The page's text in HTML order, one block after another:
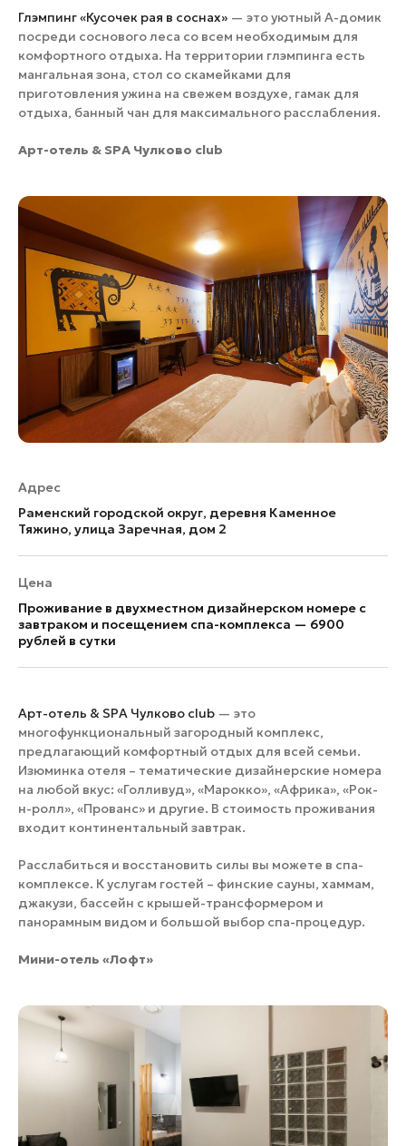
Глэмпинг «Кусочек рая в соснах» — это уютный А-домик
посреди соснового леса со всем необходимым для
комфортного отдыха. На территории глэмпинга есть
мангальная зона, стол со скамейками для
приготовления ужина на свежем воздухе, гамак для
отдыха, банный чан для максимального расслабления.
Арт-отель & SPA Чулково club
Адрес
Раменский городской округ, деревня Каменное
Тяжино, улица Заречная, дом 2
Цена
Проживание в двухместном дизайнерском номере с
завтраком и посещением спа-комплекса — 6900
рублей в сутки
Арт-отель & SPA Чулково club — это
многофункциональный загородный комплекс,
предлагающий комфортный отдых для всей семьи.
Изюминка отеля – тематические дизайнерские номера
на любой вкус: «Голливуд», «Марокко», «Африка», «Рок-
н-ролл», «Прованс» и другие. В стоимость проживания
входит континентальный завтрак.
Расслабиться и восстановить силы вы можете в спа-
комплексе. К услугам гостей – финские сауны, хаммам,
джакузи, бассейн с крышей-трансформером и
панорамным видом и большой выбор спа-процедур.
Мини-отель «Лофт»